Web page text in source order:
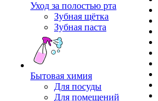
Уход за полостью рта
Зубная щётка
Зубная паста
Бытовая химия
Для посуды
Для помещений